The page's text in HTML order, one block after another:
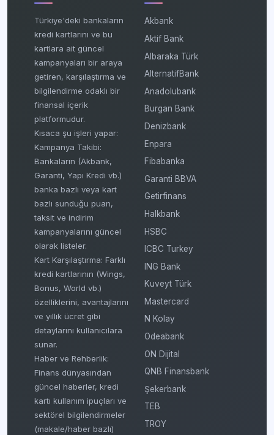
Türkiye'deki bankaların
kredi kartlarını ve bu
kartlara ait güncel
kampanyaları bir araya
getiren, karşılaştırma ve
bilgilendirme odaklı bir
finansal içerik
platformudur.
Kısaca şu işleri yapar:
Kampanya Takibi:
Bankaların (Akbank,
Garanti, Yapı Kredi vb.)
banka bazlı veya kart
bazlı sunduğu puan,
taksit ve indirim
kampanyalarını güncel
olarak listeler.
Kart Karşılaştırma: Farklı
kredi kartlarının (Wings,
Bonus, World vb.)
özelliklerini, avantajlarını
ve yıllık ücret gibi
detaylarını kullanıcılara
sunar.
Haber ve Rehberlik:
Finans dünyasından
güncel haberler, kredi
kartı kullanım ipuçları ve
sektörel bilgilendirmeler
(makale/haber bazlı)
Akbank
Aktif Bank
Albaraka Türk
AlternatifBank
Anadolubank
Burgan Bank
Denizbank
Enpara
Fibabanka
Garanti BBVA
Getirfinans
Halkbank
HSBC
ICBC Turkey
ING Bank
Kuveyt Türk
Mastercard
N Kolay
Odeabank
ON Dijital
QNB Finansbank
Şekerbank
TEB
TROY